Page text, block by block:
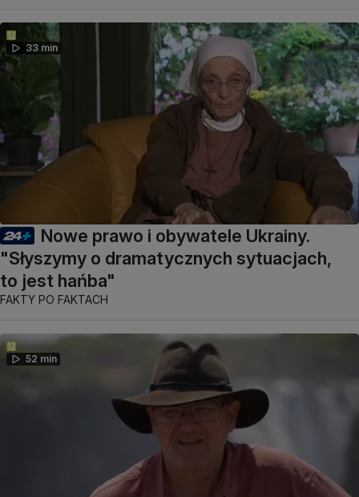
33 min
Nowe prawo i obywatele Ukrainy.
"Słyszymy o dramatycznych sytuacjach,
to jest hańba"
FAKTY PO FAKTACH
52 min